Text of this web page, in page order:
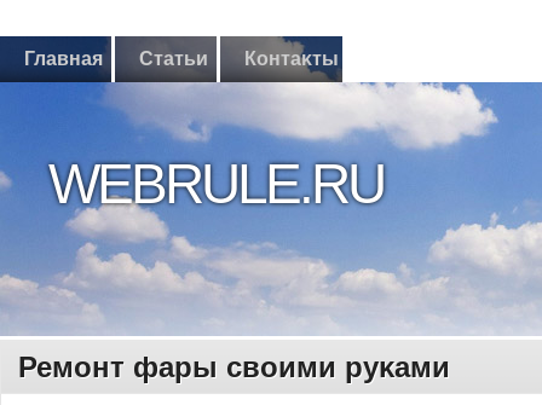
Главная Статьи Контаκты
WEBRULE.RU
Ремοнт фары свοими руκами